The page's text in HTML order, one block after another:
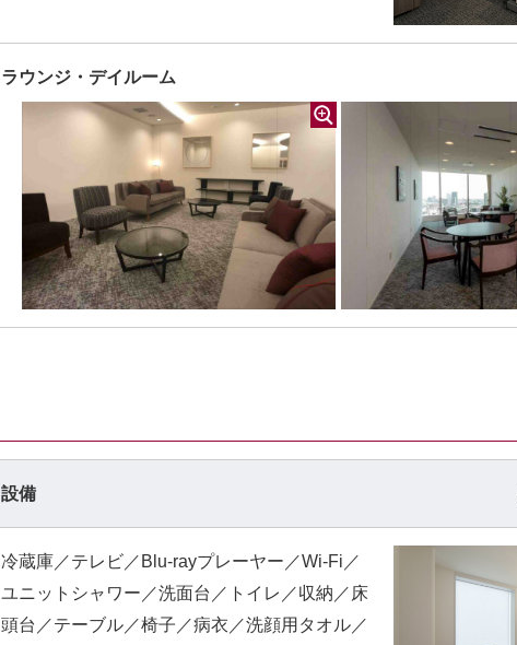
ラウンジ・デイルーム
設備
冷蔵庫／テレビ／Blu-rayプレーヤー／Wi-Fi／
ユニットシャワー／洗面台／トイレ／収納／床
頭台／テーブル／椅子／病衣／洗顔用タオル／